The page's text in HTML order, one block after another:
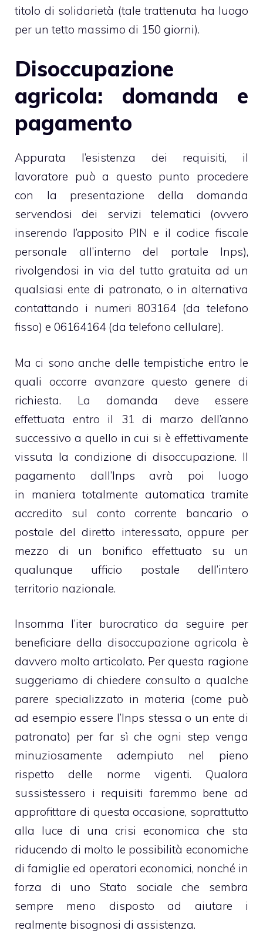
titolo di solidarietà (tale trattenuta ha luogo
per un tetto massimo di 150 giorni).
Disoccupazione
agricola: domanda e
pagamento
Appurata l’esistenza dei requisiti, il
lavoratore può a questo punto procedere
con la presentazione della domanda
servendosi dei servizi telematici (ovvero
inserendo l’apposito PIN e il codice fiscale
personale all’interno del portale Inps),
rivolgendosi in via del tutto gratuita ad un
qualsiasi ente di patronato, o in alternativa
contattando i numeri 803164 (da telefono
fisso) e 06164164 (da telefono cellulare).
Ma ci sono anche delle tempistiche entro le
quali occorre avanzare questo genere di
richiesta. La domanda deve essere
effettuata entro il 31 di marzo dell’anno
successivo a quello in cui si è effettivamente
vissuta la condizione di disoccupazione. Il
pagamento dall’Inps avrà poi luogo
in maniera totalmente automatica tramite
accredito sul conto corrente bancario o
postale del diretto interessato, oppure per
mezzo di un bonifico effettuato su un
qualunque ufficio postale dell’intero
territorio nazionale.
Insomma l’iter burocratico da seguire per
beneficiare della disoccupazione agricola è
davvero molto articolato. Per questa ragione
suggeriamo di chiedere consulto a qualche
parere specializzato in materia (come può
ad esempio essere l’Inps stessa o un ente di
patronato) per far sì che ogni step venga
minuziosamente adempiuto nel pieno
rispetto delle norme vigenti. Qualora
sussistessero i requisiti faremmo bene ad
approfittare di questa occasione, soprattutto
alla luce di una crisi economica che sta
riducendo di molto le possibilità economiche
di famiglie ed operatori economici, nonché in
forza di uno Stato sociale che sembra
sempre meno disposto ad aiutare i
realmente bisognosi di assistenza.